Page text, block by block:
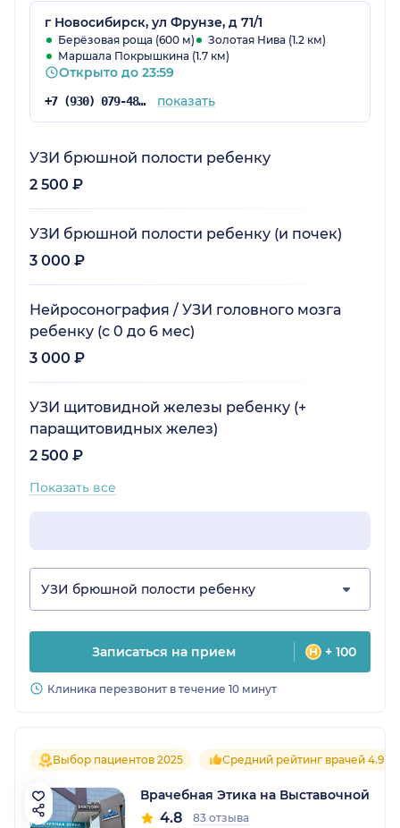
г Новосибирск, ул Фрунзе, д 71/1
Берёзовая роща (600 м)
Золотая Нива (1.2 км)
Маршала Покрышкина (1.7 км)
Открыто до 23:59
+7 (930) 079-48-69 показать
УЗИ брюшной полости ребенку
2 500 ₽
УЗИ брюшной полости ребенку (и почек)
3 000 ₽
Нейросонография / УЗИ головного мозга
ребенку (с 0 до 6 мес)
3 000 ₽
УЗИ щитовидной железы ребенку (+
паращитовидных желез)
2 500 ₽
Показать все
УЗИ брюшной полости ребенку
Записаться на прием + 100
Клиника перезвонит в течение 10 минут
Выбор пациентов 2025 Средний рейтинг врачей 4.9
Врачебная Этика на Выставочной
4.8 83 отзыва